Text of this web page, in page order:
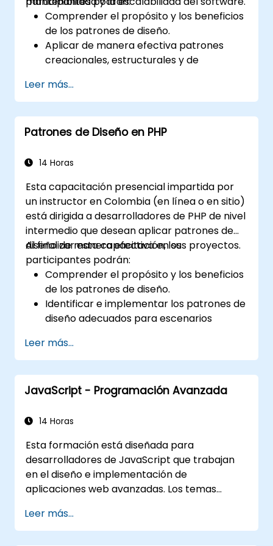
Comprender el propósito y los beneficios
de los patrones de diseño.
Aplicar de manera efectiva patrones
creacionales, estructurales y de
Mejorar la reutilización, la escalabilidad y
la mantenibilidad del código.
Refactorizar bases de código existentes
utilizando patrones de diseño.
Leer más...
Patrones de Diseño en PHP
14 Horas
Esta capacitación presencial impartida por
un instructor en Colombia (en línea o en sitio)
está dirigida a desarrolladores de PHP de nivel
intermedio que desean aplicar patrones de
diseño de manera efectiva en sus proyectos.
Al finalizar esta capacitación, los
participantes podrán:
Comprender el propósito y los beneficios
de los patrones de diseño.
Identificar e implementar los patrones de
diseño adecuados para escenarios
Estructurar aplicaciones PHP siguiendo las
mejores prácticas reconocidas por la
industria.
Integrar patrones en marcos de trabajo
Leer más...
JavaScript - Programación Avanzada
14 Horas
Esta formación está diseñada para
desarrolladores de JavaScript que trabajan
en el diseño e implementación de
aplicaciones web avanzadas. Los temas
objetivo presentar las mejores prácticas en
programación con JavaScript y resaltar los
Leer más...